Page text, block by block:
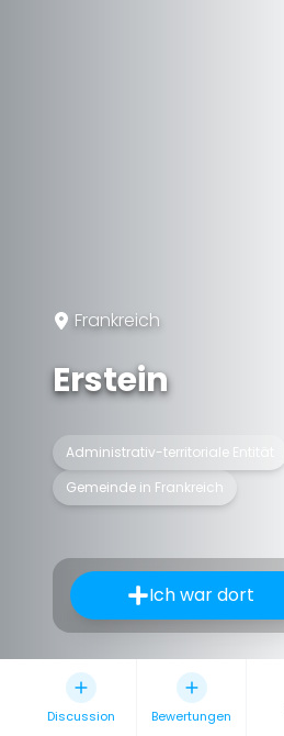
Frankreich
Erstein
Administrativ-territoriale Entität
Gemeinde in Frankreich
Ich war dort
Discussion Bewertungen